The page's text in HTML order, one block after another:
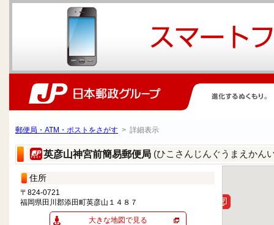
郵便局・ATM・ポストをさがす > 詳細表示
英彦山神宮前簡易郵便局 (ひこさんじんぐうまえかん
住所
〒824-0721
福岡県田川郡添田町英彦山１４８７
大きな地図で見る